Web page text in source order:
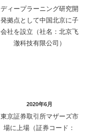
ディープラーニング研究開
発拠点として中国北京に子
会社を設立（社名：北京飞
澈科技有限公司）
2020年6月
東京証券取引所マザーズ市
場に上場（証券コード：